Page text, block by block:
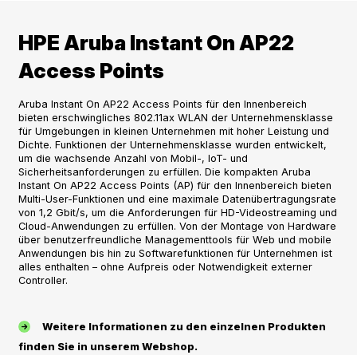
HPE Aruba Instant On AP22
Access Points
Aruba Instant On AP22 Access Points für den Innenbereich
bieten erschwingliches 802.11ax WLAN der Unternehmensklasse
für Umgebungen in kleinen Unternehmen mit hoher Leistung und
Dichte. Funktionen der Unternehmensklasse wurden entwickelt,
um die wachsende Anzahl von Mobil-, IoT- und
Sicherheitsanforderungen zu erfüllen. Die kompakten Aruba
Instant On AP22 Access Points (AP) für den Innenbereich bieten
Multi-User-Funktionen und eine maximale Datenübertragungsrate
von 1,2 Gbit/s, um die Anforderungen für HD-Videostreaming und
Cloud-Anwendungen zu erfüllen. Von der Montage von Hardware
über benutzerfreundliche Managementtools für Web und mobile
Anwendungen bis hin zu Softwarefunktionen für Unternehmen ist
alles enthalten – ohne Aufpreis oder Notwendigkeit externer
Controller.
Weitere Informationen zu den einzelnen Produkten
finden Sie in unserem Webshop.